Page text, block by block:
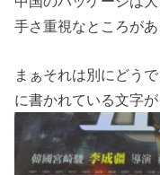
手さ重視なところがあ
まぁそれは別にどう
に書かれている文字が